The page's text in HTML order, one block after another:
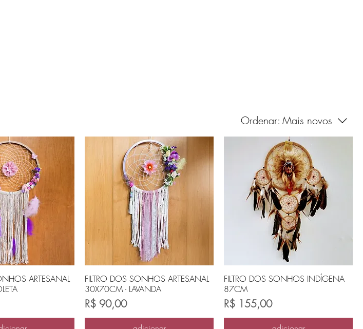
Ordenar: Mais novos
ARTESANAL
FILTRO DOS SONHOS ARTESANAL
30X70CM - LAVANDA
Preço
R$ 90,00
FILTRO DOS SONHOS INDÍGENA
87CM
Preço
R$ 155,00